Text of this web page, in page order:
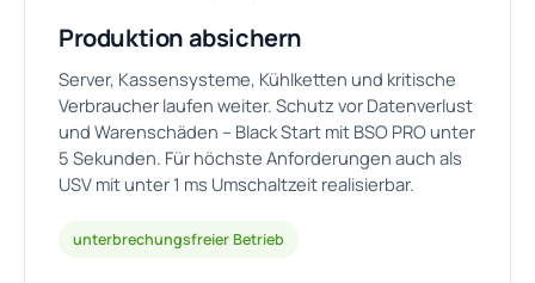
Produktion absichern
Server, Kassensysteme, Kühlketten und kritische
Verbraucher laufen weiter. Schutz vor Datenverlust
und Warenschäden – Black Start mit BSO PRO unter
5 Sekunden. Für höchste Anforderungen auch als
USV mit unter 1 ms Umschaltzeit realisierbar.
unterbrechungsfreier Betrieb